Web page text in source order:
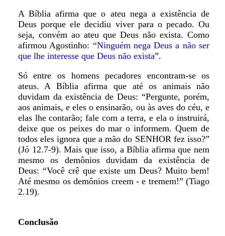
A Bíblia afirma que o ateu nega a existência de
Deus porque ele decidiu viver para o pecado. Ou
seja, convém ao ateu que Deus não exista. Como
afirmou Agostinho: “Ninguém nega Deus a não ser
que lhe interesse que Deus não exista”.
Só entre os homens pecadores encontram-se os
ateus. A Bíblia afirma que até os animais não
duvidam da existência de Deus: “Pergunte, porém,
aos animais, e eles o ensinarão, ou às aves do céu, e
elas lhe contarão; fale com a terra, e ela o instruirá,
deixe que os peixes do mar o informem. Quem de
todos eles ignora que a mão do SENHOR fez isso?”
(Jó 12.7-9). Mais que isso, a Bíblia afirma que nem
mesmo os demônios duvidam da existência de
Deus: “Você crê que existe um Deus? Muito bem!
Até mesmo os demônios creem - e tremem!” (Tiago
2.19).
Conclusão